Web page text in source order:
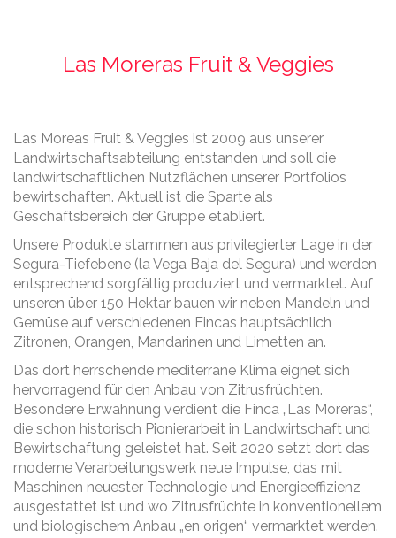
Las Moreras Fruit & Veggies
Las Moreas Fruit & Veggies ist 2009 aus unserer
Landwirtschaftsabteilung entstanden und soll die
landwirtschaftlichen Nutzflächen unserer Portfolios
bewirtschaften. Aktuell ist die Sparte als
Geschäftsbereich der Gruppe etabliert.
Unsere Produkte stammen aus privilegierter Lage in der
Segura-Tiefebene (la Vega Baja del Segura) und werden
entsprechend sorgfältig produziert und vermarktet. Auf
unseren über 150 Hektar bauen wir neben Mandeln und
Gemüse auf verschiedenen Fincas hauptsächlich
Zitronen, Orangen, Mandarinen und Limetten an.
Das dort herrschende mediterrane Klima eignet sich
hervorragend für den Anbau von Zitrusfrüchten.
Besondere Erwähnung verdient die Finca „Las Moreras“,
die schon historisch Pionierarbeit in Landwirtschaft und
Bewirtschaftung geleistet hat. Seit 2020 setzt dort das
moderne Verarbeitungswerk neue Impulse, das mit
Maschinen neuester Technologie und Energieeffizienz
ausgestattet ist und wo Zitrusfrüchte in konventionellem
und biologischem Anbau „en origen“ vermarktet werden.